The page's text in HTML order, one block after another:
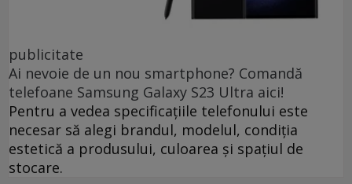
publicitate
Ai nevoie de un nou smartphone? Comandă
telefoane Samsung Galaxy S23 Ultra aici!
Pentru a vedea specificațiile telefonului este
necesar să alegi brandul, modelul, condiția
estetică a produsului, culoarea și spațiul de
stocare.